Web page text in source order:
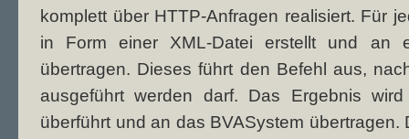
komplett über HTTP-Anfragen realisiert. Für
in Form einer XML-Datei erstellt und an
übertragen. Dieses führt den Befehl aus,
ausgeführt werden darf. Das Ergebnis
überführt und an das BVASystem